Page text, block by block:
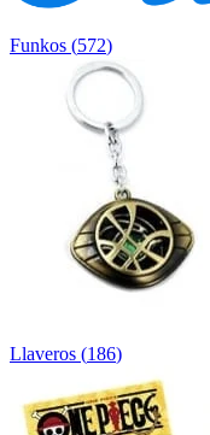
Funkos (572)
Llaveros (186)